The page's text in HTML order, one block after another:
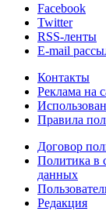
Facebook
Twitter
RSS-ленты
E-mail
Контакты
Реклама на
Правила
Договор
Политика в
данных
Редакция